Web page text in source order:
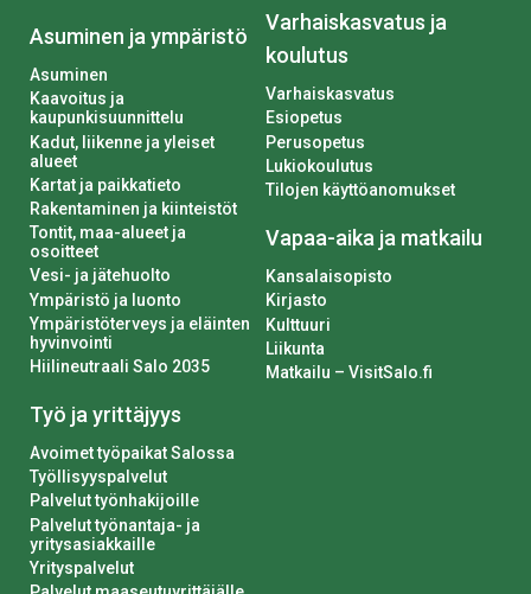
Asuminen ja ympäristö
Asuminen
Kaavoitus ja
kaupunkisuunnittelu
Kadut, liikenne ja yleiset
alueet
Kartat ja paikkatieto
Rakentaminen ja kiinteistöt
Tontit, maa-alueet ja
osoitteet
Vesi- ja jätehuolto
Ympäristö ja luonto
Ympäristöterveys ja eläinten
hyvinvointi
Hiilineutraali Salo 2035
Työ ja yrittäjyys
Avoimet työpaikat Salossa
Työllisyyspalvelut
Palvelut työnhakijoille
Palvelut työnantaja- ja
yritysasiakkaille
Yrityspalvelut
Varhaiskasvatus ja
koulutus
Varhaiskasvatus
Esiopetus
Perusopetus
Lukiokoulutus
Tilojen käyttöanomukset
Vapaa-aika ja matkailu
Kansalaisopisto
Kirjasto
Kulttuuri
Liikunta
Matkailu – VisitSalo.fi